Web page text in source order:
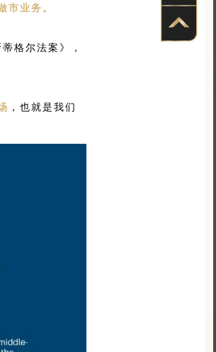
市业务。
格尔法案》，
，也就是我们